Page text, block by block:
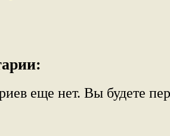
еще нет. Вы будете